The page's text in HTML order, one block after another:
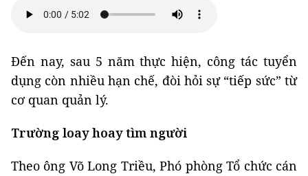
Đến nay, sau 5 năm thực hiện, công tác tuyển
dụng còn nhiều hạn chế, đòi hỏi sự “tiếp sức” từ
cơ quan quản lý.
Trường loay hoay tìm người
Theo ông Võ Long Triều, Phó phòng Tổ chức cán